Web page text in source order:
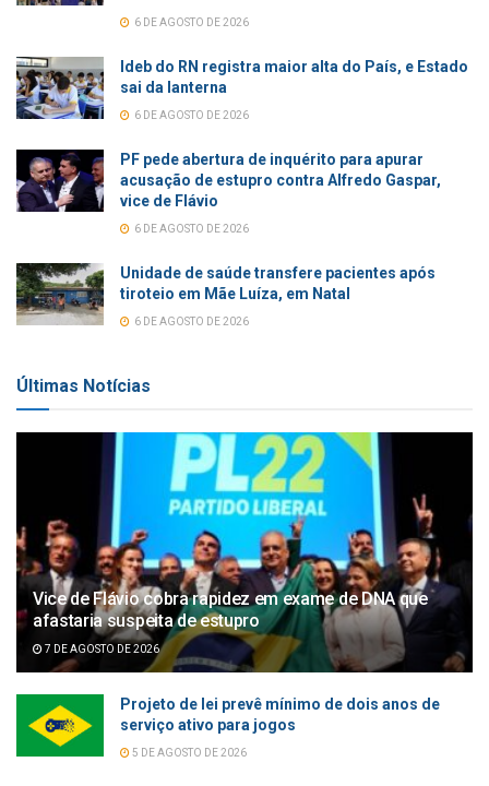
6 DE AGOSTO DE 2026
Ideb do RN registra maior alta do País, e Estado
sai da lanterna
6 DE AGOSTO DE 2026
PF pede abertura de inquérito para apurar
acusação de estupro contra Alfredo Gaspar,
vice de Flávio
6 DE AGOSTO DE 2026
Unidade de saúde transfere pacientes após
tiroteio em Mãe Luíza, em Natal
6 DE AGOSTO DE 2026
Últimas Notícias
Vice de Flávio cobra rapidez em exame de DNA que
afastaria suspeita de estupro
7 DE AGOSTO DE 2026
Projeto de lei prevê mínimo de dois anos de
serviço ativo para jogos
5 DE AGOSTO DE 2026